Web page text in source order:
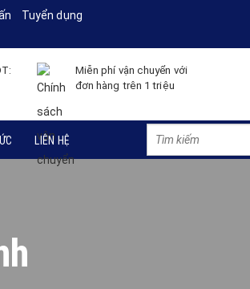
Tuyển dụng
Miễn phí vận chuyển với
đơn hàng trên 1 triệu
LIÊN HỆ